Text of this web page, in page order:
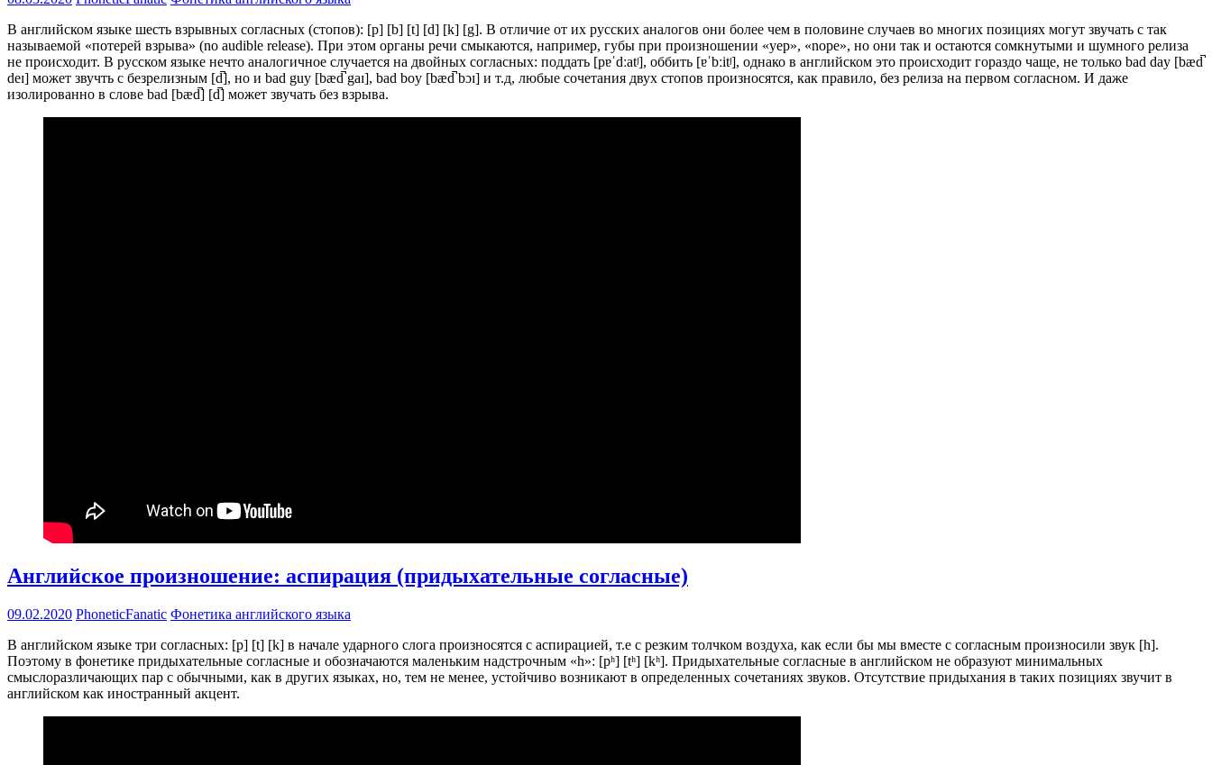
В английском языке шесть взрывных согласных (стопов): [p] [b] [t] [d] [k] [g]. В отличие от их русских аналогов они более чем в половине случаев во многих позициях могут звучать с так
называемой «потерей взрыва» (no audible release). При этом органы речи смыкаются, например, губы при произношении «yep», «nope», но они так и остаются сомкнутыми и шумного релиза
не происходит. В русском языке нечто аналогичное случается на двойных согласных: поддать [pɐˈdːatʲ], оббить [ɐˈbːitʲ], однако в английском это происходит гораздо чаще, не только bad day [bæd̚
deɪ] может звучть с безрелизным [d̚], но и bad guy [bæd̚ gaɪ], bad boy [bæd̚ bɔɪ] и т.д, любые сочетания двух стопов произносятся, как правило, без релиза на первом согласном. И даже
изолированно в слове bad [bæd̚] [d̚] может звучать без взрыва.
Английское произношение: аспирация (придыхательные согласные)
09.02.2020 PhoneticFanatic Фонетика английского языка
В английском языке три согласных: [p] [t] [k] в начале ударного слога произносятся с аспирацией, т.е с резким толчком воздуха, как если бы мы вместе с согласным произносили звук [h].
Поэтому в фонетике придыхательные согласные и обозначаются маленьким надстрочным «h»: [pʰ] [tʰ] [kʰ]. Придыхательные согласные в английском не образуют минимальных
смыслоразличающих пар с обычными, как в других языках, но, тем не менее, устойчиво возникают в определенных сочетаниях звуков. Отсутствие придыхания в таких позициях звучит в
английском как иностранный акцент.